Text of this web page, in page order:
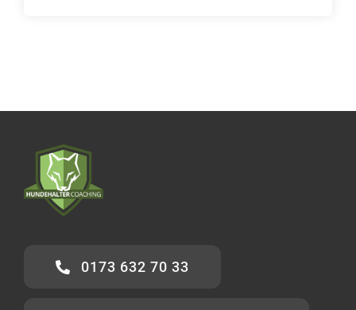
0173 632 70 33